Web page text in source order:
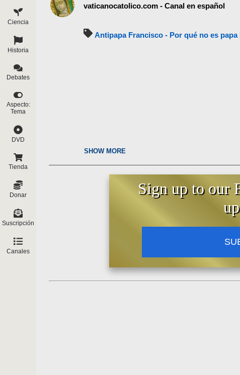
vaticanocatolico.com - Canal en español
Antipapa Francisco - Por qué no es papa|
SHOW MORE
Sign up to our
Ciencia
Historia
Debates
Aspecto:
Tema
DVD
Tienda
Donar
Suscripción
Canales